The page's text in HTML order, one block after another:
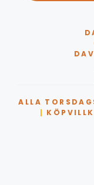
ALLA
|